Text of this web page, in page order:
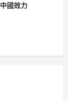
國效力